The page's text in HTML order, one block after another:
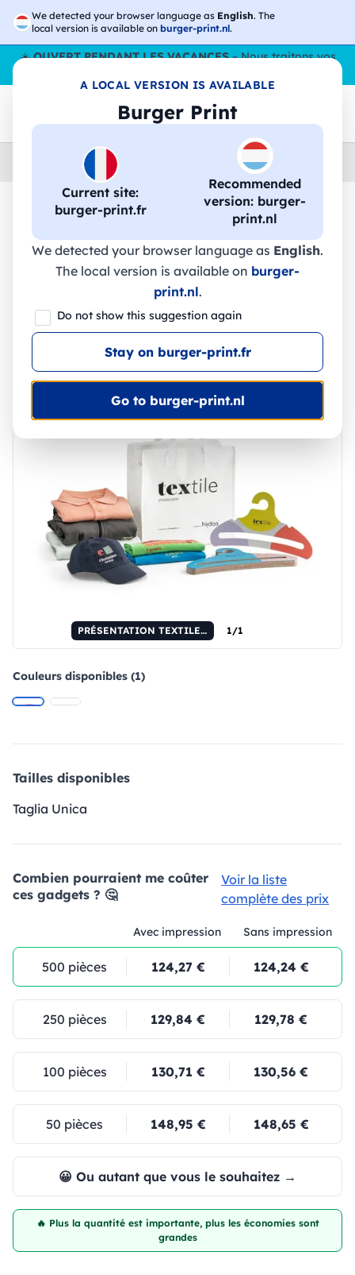
We detected your browser language as English. The
local version is available on burger-print.nl.
A LOCAL VERSION IS AVAILABLE
Burger Print
Current site:
burger-print.fr
Recommended
version: burger-
print.nl
We detected your browser language as English.
The local version is available on burger-
print.nl.
Do not show this suggestion again
Stay on burger-print.fr
Go to burger-print.nl
☀️OUVERT PENDANT LES VACANCES– Nous traitons vos
Accessoires gadgets-personnalises
🔥 Impression DTF à -30 %
PRÉSENTATION TEXTILE. Échantillon de
la collection textile. - 70060 - Stricker
PRÉSENTATION TEXTILE. Échantillon de la collection textile. 1/1
Couleurs disponibles (1)
Tailles disponibles
Taglia Unica
Combien pourraient me coûter
ces gadgets ? 🤔
Voir la liste
complète des prix
Avec impression Sans impression
500 pièces 124,27 € 124,24 €
250 pièces 129,84 € 129,78 €
100 pièces 130,71 € 130,56 €
50 pièces 148,95 € 148,65 €
😀 Ou autant que vous le souhaitez →
🔥 Plus la quantité est importante, plus les économies sont
grandes